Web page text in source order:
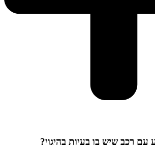
עם רכב שיש בו בעיות בהיגוי?